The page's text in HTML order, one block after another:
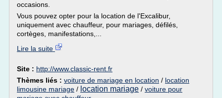
occasions.
Vous pouvez opter pour la location de l'Excalibur,
uniquement avec chauffeur, pour mariages, défilés,
cortèges, manifestations,...
Lire la suite
Site : http://www.classic-rent.fr
Thèmes liés : voiture de mariage en location / location
limousine mariage / location mariage / voiture pour